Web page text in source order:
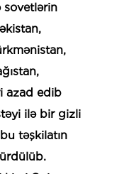
sovetlərin
azad edib
ilə bir gizli
təşkilatın